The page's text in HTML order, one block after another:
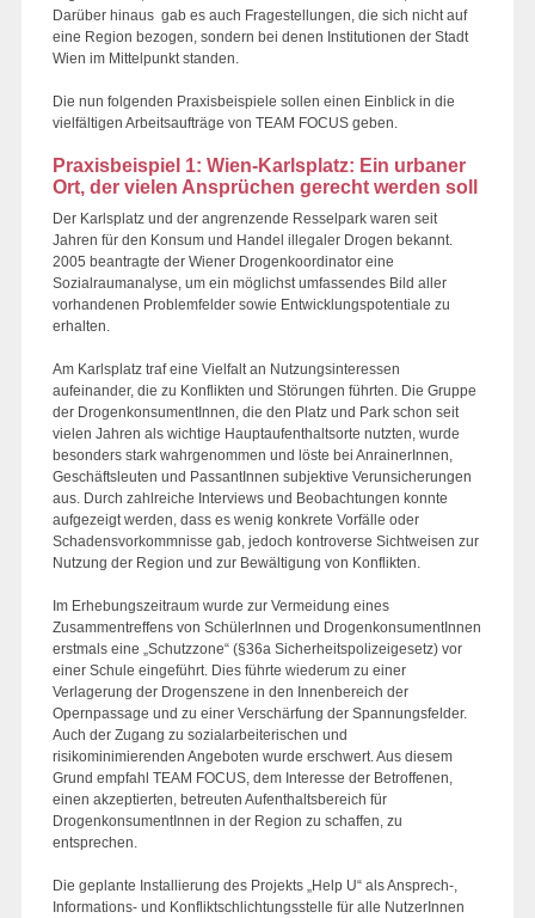
Darüber hinaus gab es auch Fragestellungen, die sich nicht auf
eine Region bezogen, sondern bei denen Institutionen der Stadt
Wien im Mittelpunkt standen.
Die nun folgenden Praxisbeispiele sollen einen Einblick in die
vielfältigen Arbeitsaufträge von TEAM FOCUS geben.
Praxisbeispiel 1: Wien-Karlsplatz: Ein urbaner
Ort, der vielen Ansprüchen gerecht werden soll
Der Karlsplatz und der angrenzende Resselpark waren seit
Jahren für den Konsum und Handel illegaler Drogen bekannt.
2005 beantragte der Wiener Drogenkoordinator eine
Sozialraumanalyse, um ein möglichst umfassendes Bild aller
vorhandenen Problemfelder sowie Entwicklungspotentiale zu
erhalten.
Am Karlsplatz traf eine Vielfalt an Nutzungsinteressen
aufeinander, die zu Konflikten und Störungen führten. Die Gruppe
der DrogenkonsumentInnen, die den Platz und Park schon seit
vielen Jahren als wichtige Hauptaufenthaltsorte nutzten, wurde
besonders stark wahrgenommen und löste bei AnrainerInnen,
Geschäftsleuten und PassantInnen subjektive Verunsicherungen
aus. Durch zahlreiche Interviews und Beobachtungen konnte
aufgezeigt werden, dass es wenig konkrete Vorfälle oder
Schadensvorkommnisse gab, jedoch kontroverse Sichtweisen zur
Nutzung der Region und zur Bewältigung von Konflikten.
Im Erhebungszeitraum wurde zur Vermeidung eines
Zusammentreffens von SchülerInnen und DrogenkonsumentInnen
erstmals eine „Schutzzone“ (§36a Sicherheitspolizeigesetz) vor
einer Schule eingeführt. Dies führte wiederum zu einer
Verlagerung der Drogenszene in den Innenbereich der
Opernpassage und zu einer Verschärfung der Spannungsfelder.
Auch der Zugang zu sozialarbeiterischen und
risikominimierenden Angeboten wurde erschwert. Aus diesem
Grund empfahl TEAM FOCUS, dem Interesse der Betroffenen,
einen akzeptierten, betreuten Aufenthaltsbereich für
DrogenkonsumentInnen in der Region zu schaffen, zu
entsprechen.
Die geplante Installierung des Projekts „Help U“ als Ansprech-,
Informations- und Konfliktschlichtungsstelle für alle NutzerInnen